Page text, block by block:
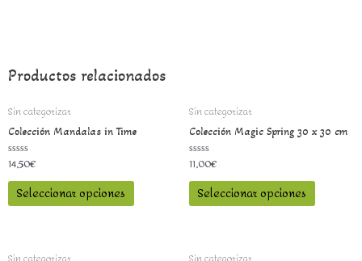
Productos relacionados
Sin categorizar
Colección Mandalas in Time
Valorado
con
0
14,50€
Seleccionar opciones
Sin categorizar
Colección Magic Spring 30 x 30 cm
Valorado
con
0
11,00€
Seleccionar opciones